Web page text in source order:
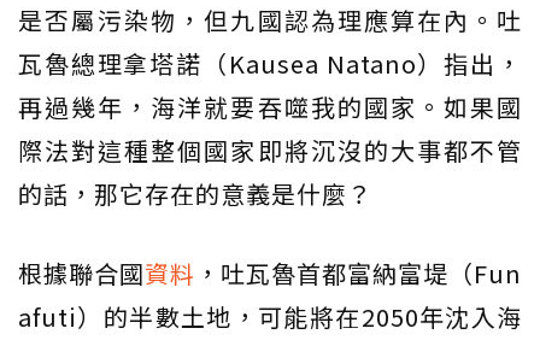
是否屬污染物，但九國認為理應算在內。吐
瓦魯總理拿塔諾（Kausea Natano）指出，
再過幾年，海洋就要吞噬我的國家。如果國
際法對這種整個國家即將沉沒的大事都不管
的話，那它存在的意義是什麼？
根據聯合國資料 ，吐瓦魯首都富納富堤（Fun
afuti）的半數土地，可能將在2050年沈入海